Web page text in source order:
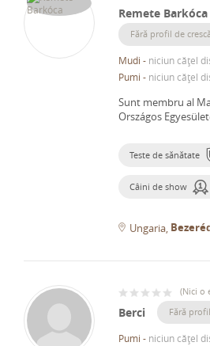
Remete Barkóca
Fără profil de
Mudi - niciun cățel
Pumi - niciun cățel
Sunt membru al
Országos
Teste de sănătate
Câini de show
Ungaria
(Nici o
Berci Fără
Pumi - niciun cățel